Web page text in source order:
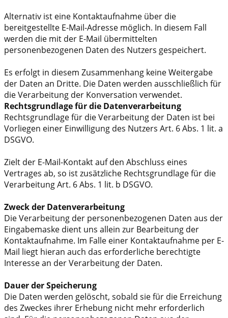
Alternativ ist eine Kontaktaufnahme über die
bereitgestellte E-Mail-Adresse möglich. In diesem Fall
werden die mit der E-Mail übermittelten
personenbezogenen Daten des Nutzers gespeichert.
Es erfolgt in diesem Zusammenhang keine Weitergabe
der Daten an Dritte. Die Daten werden ausschließlich für
die Verarbeitung der Konversation verwendet.
Rechtsgrundlage für die Datenverarbeitung
Rechtsgrundlage für die Verarbeitung der Daten ist bei
Vorliegen einer Einwilligung des Nutzers Art. 6 Abs. 1 lit. a
DSGVO.
Zielt der E-Mail-Kontakt auf den Abschluss eines
Vertrages ab, so ist zusätzliche Rechtsgrundlage für die
Verarbeitung Art. 6 Abs. 1 lit. b DSGVO.
Zweck der Datenverarbeitung
Die Verarbeitung der personenbezogenen Daten aus der
Eingabemaske dient uns allein zur Bearbeitung der
Kontaktaufnahme. Im Falle einer Kontaktaufnahme per E-
Mail liegt hieran auch das erforderliche berechtigte
Interesse an der Verarbeitung der Daten.
Dauer der Speicherung
Die Daten werden gelöscht, sobald sie für die Erreichung
des Zweckes ihrer Erhebung nicht mehr erforderlich